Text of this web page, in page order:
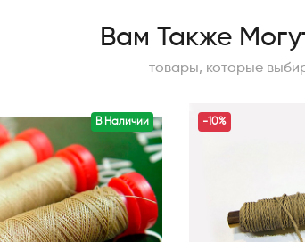
Вам Также
товары, которые
В Наличии -10%